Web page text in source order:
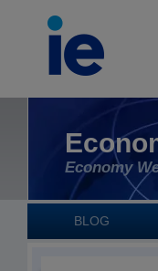
Economy
BLOG